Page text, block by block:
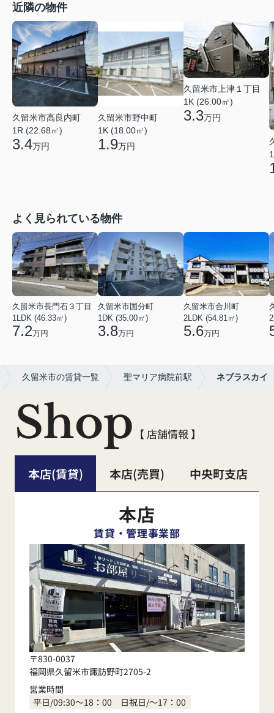
近隣の物件
久留米市高良内町
1R (22.68㎡)
3.4万円
久留米市野中町
1K (18.00㎡)
1.9万円
久留米市上津１丁目
1K (26.00㎡)
3.3万円
よく見られている物件
久留米市長門石３丁目
1LDK (46.33㎡)
7.2万円
久留米市国分町
1DK (35.00㎡)
3.8万円
久留米市合川町
2LDK (54.81㎡)
5.6万円
久留米市の賃貸一覧 聖マリア病院前駅 ネブラスカイ
Shop 【 店舗情報 】
本店(賃貸) 本店(売買) 中央町支店
本店
賃貸・管理事業部
〒830-0037
福岡県久留米市諏訪野町2705-2
営業時間
平日/09:30～18：00 日祝日/～17：00